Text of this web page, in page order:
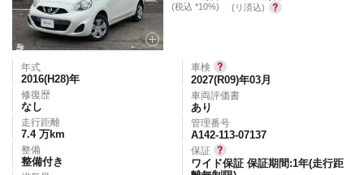
(税込 *10%)
(リ済込)
年式
2016(H28)年
修復歴
なし
走行距離
7.4 万km
整備
整備付き
車検
2027(R09)年03月
車両評価書
あり
管理番号
A142-113-07137
保証
ワイド保証 保証期間:1年(走行距